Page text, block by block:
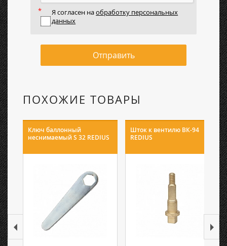
Я согласен наобработку персональных
данных
Отправить
ПОХОЖИЕ ТОВАРЫ
Ключ баллонный
неснимаемый S 32 REDIUS
Шток к вентилю ВК-94
REDIUS